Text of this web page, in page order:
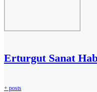
Erturgut Sanat
+ posts